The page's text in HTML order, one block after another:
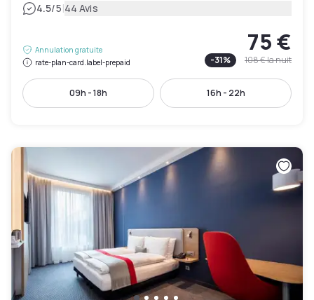
4.5/5|44 Avis
Annulation gratuite
rate-plan-card.label-prepaid
75 €
-31% 108 €la nuit
09h - 18h 16h - 22h